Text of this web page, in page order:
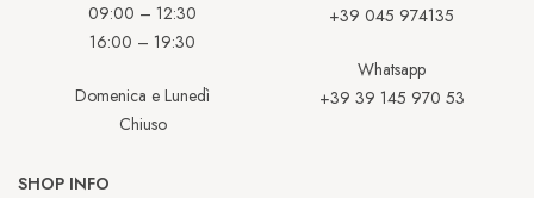
09:00 – 12:30
16:00 – 19:30
Domenica e Lunedì
Chiuso
+39 045 974135
Whatsapp
+39 39 145 970 53
SHOP INFO